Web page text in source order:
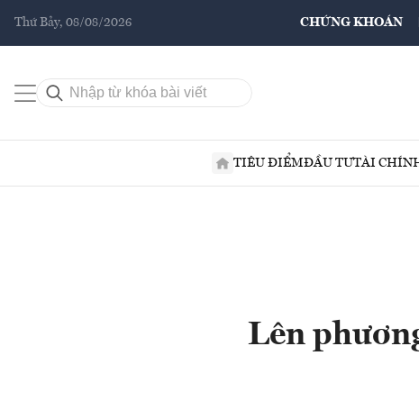
Thứ Bảy, 08/08/2026 CHỨNG KHOÁN
TIÊU ĐIỂMĐẦU TƯTÀI
Lên